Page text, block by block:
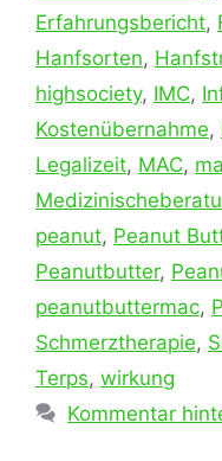
Erfahrungsbericht,
Hanfsorten,
highsociety, IMC,
Kostenübernahme,
Legalizeit, MAC,
peanut, Peanut
Peanutbutter,
peanutbuttermac,
Schmerztherapie,
Terps, wirkung
Kommentar